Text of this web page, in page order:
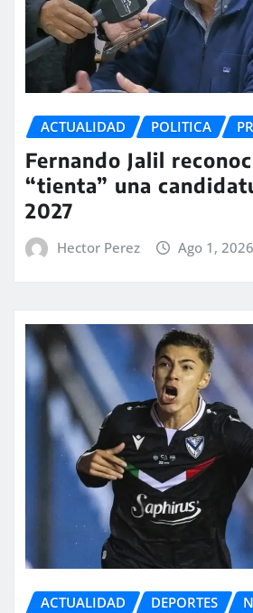
ACTUALIDAD POLITICA
Fernando Jalil
“tienta” una
2027
Hector Perez Ago 1, 2026
ACTUALIDAD DEPORTES